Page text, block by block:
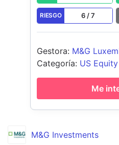
M&G Investments
RIESGO 6 /7
Gestora: M&G
Categoría: US
Me